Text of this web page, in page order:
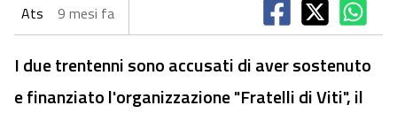
Ats 9 mesi fa
I due trentenni sono accusati di aver sostenuto
e finanziato l'organizzazione "Fratelli di Viti", il